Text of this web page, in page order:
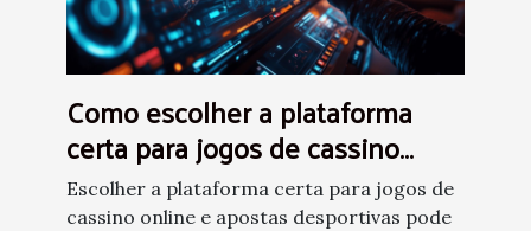
Como escolher a plataforma
certa para jogos de cassino
online e apostas desportivas?
Escolher a plataforma certa para jogos de
cassino online e apostas desportivas pode